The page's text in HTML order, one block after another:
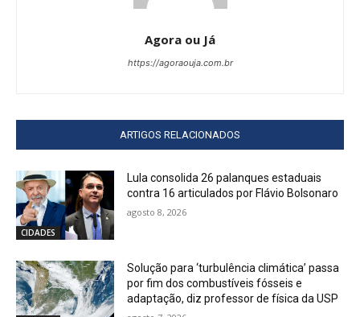
Agora ou Já
https://agoraouja.com.br
ARTIGOS RELACIONADOS
CIDADES
Lula consolida 26 palanques estaduais
contra 16 articulados por Flávio Bolsonaro
agosto 8, 2026
Solução para ‘turbulência climática’ passa
por fim dos combustíveis fósseis e
adaptação, diz professor de física da USP